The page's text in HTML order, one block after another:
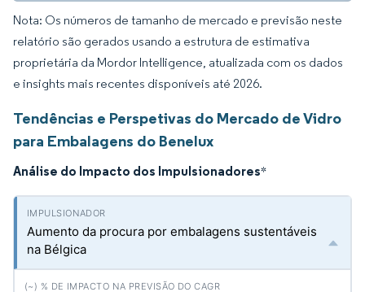
Nota: Os números de tamanho de mercado e previsão neste
relatório são gerados usando a estrutura de estimativa
proprietária da Mordor Intelligence, atualizada com os dados
e insights mais recentes disponíveis até 2026.
Tendências e Perspetivas do Mercado de Vidro
para Embalagens do Benelux
Análise do Impacto dos Impulsionadores*
Aumento da procura por embalagens sustentáveis
na Bélgica